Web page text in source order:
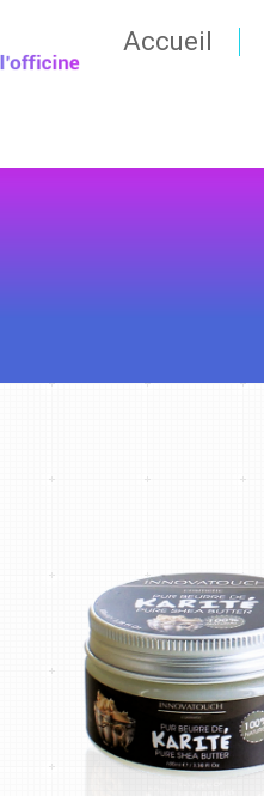
Accueil